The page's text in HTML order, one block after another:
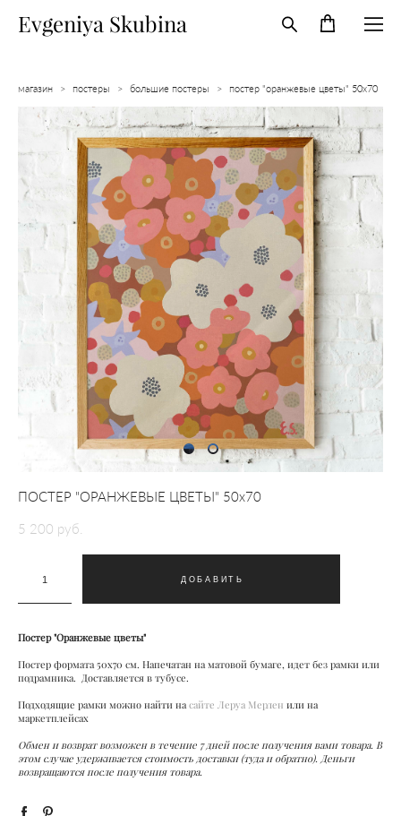
Evgeniya Skubina
магазин > постеры > большие постеры > постер "оранжевые цветы" 50х70
ПОСТЕР "ОРАНЖЕВЫЕ ЦВЕТЫ" 50х70
5 200 pуб.
ДОБАВИТЬ
Постер "Оранжевые цветы"
Постер формата 50х70 см. Напечатан на матовой бумаге, идет без рамки или
подрамника. Доставляется в тубусе.
Подходящие рамки можно найти насайте Леруа Мерлен или на
маркетплейсах
Обмен и возврат возможен в течение 7 дней после получения вами товара. В
этом случае удерживается стоимость доставки (туда и обратно). Деньги
возвращаются после получения товара.